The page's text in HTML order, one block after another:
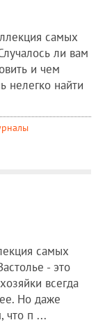
самых
ли вам
и чем
нелегко найти
самых
- это
всегда
Но даже
что п ...